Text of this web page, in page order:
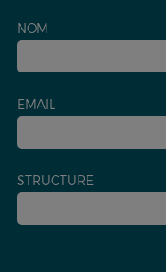
NOM
EMAIL
STRUCTURE